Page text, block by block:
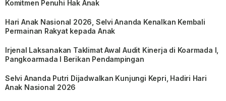
Komitmen Penuhi Hak Anak
Hari Anak Nasional 2026, Selvi Ananda Kenalkan Kembali
Permainan Rakyat kepada Anak
Irjenal Laksanakan Taklimat Awal Audit Kinerja di Koarmada I,
Pangkoarmada I Berikan Pendampingan
Selvi Ananda Putri Dijadwalkan Kunjungi Kepri, Hadiri Hari
Anak Nasional 2026